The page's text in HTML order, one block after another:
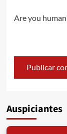
Are you
Auspiciantes